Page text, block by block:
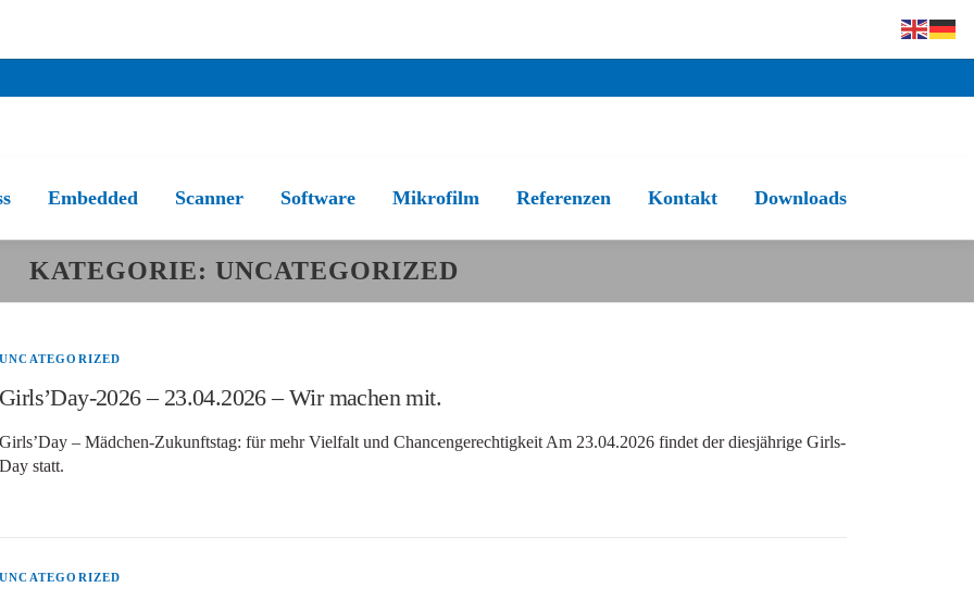
Embedded Scanner Software Mikrofilm Referenzen Kontakt Downloads
KATEGORIE: UNCATEGORIZED
UNCATEGORIZED
Girls’Day-2026 – 23.04.2026 – Wir machen mit.
Girls’Day – Mädchen-Zukunftstag: für mehr Vielfalt und Chancengerechtigkeit Am 23.04.2026 findet der diesjährige Girls-
Day statt.
UNCATEGORIZED